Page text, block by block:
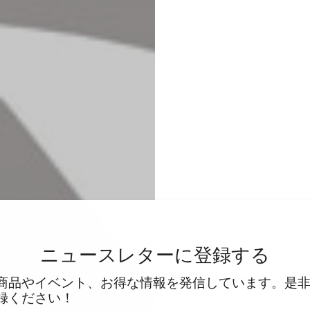
ニュースレターに登録する
品やイベント、お得な情報を発信しています。是
ください！